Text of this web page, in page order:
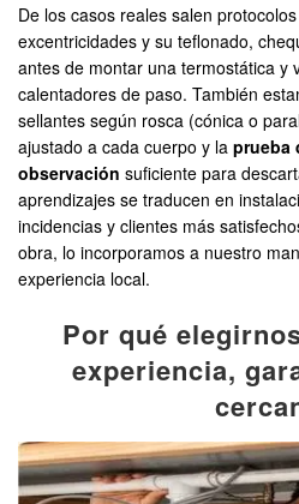
De los casos reales salen
excentricidades y su teflonado,
antes de montar una termostática y
calentadores de paso. También
sellantes según rosca (cónica o
ajustado a cada cuerpo y la prueba
observación suficiente para
aprendizajes se traducen en
incidencias y clientes más
obra, lo incorporamos a nuestro
experiencia local.
Por qué
experiencia,